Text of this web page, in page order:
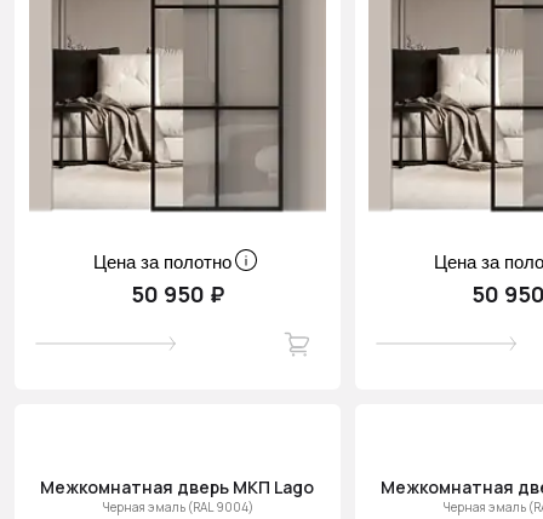
Цена за полотно
50 950 ₽
Цена за
50
Межкомнатная дверь МКП Lago
Черная эмаль (RAL 9004)
Межкомнатная
Черная эмаль